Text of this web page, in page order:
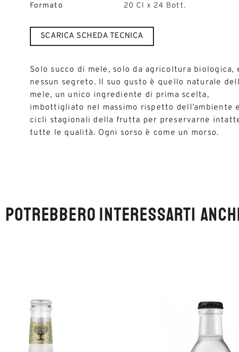
Formato
20 Cl x 24 Bott.
SCARICA SCHEDA TECNICA
Solo succo di mele, solo da agricoltura biologica,
nessun segreto. Il suo gusto è quello naturale
mele, un unico ingrediente di prima scelta,
imbottigliato nel massimo rispetto dell’ambiente
cicli stagionali della frutta per preservarne
tutte le qualità. Ogni sorso è come un morso.
POTREBBERO INTERESSARTI